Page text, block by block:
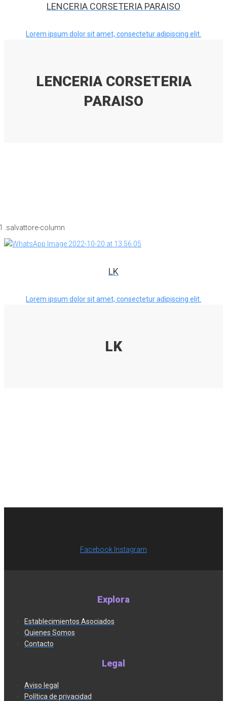
LENCERIA CORSETERIA PARAISO
Lorem ipsum dolor sit amet, consectetur adipiscing elit.
LENCERIA CORSETERIA
PARAISO
LK
Lorem ipsum dolor sit amet, consectetur adipiscing elit.
LK
Facebook Instagram
Explora
Establecimientos Asociados
Quienes Somos
Contacto
Legal
Aviso legal
Política de privacidad